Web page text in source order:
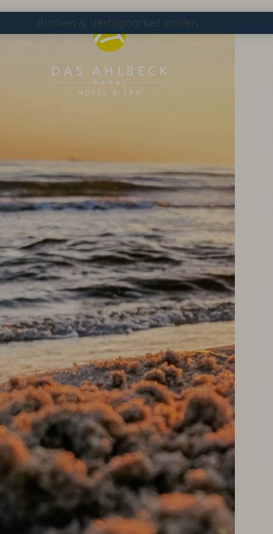
Buchen & Verfügbarkeit prüfen
Suchen
DAS AHLBECK ÜBERSICHTSSEITE
WETTER & WEBCAM
WISSENSWERTES
EVENTS IM HOTEL
TAGEN & FEIERN